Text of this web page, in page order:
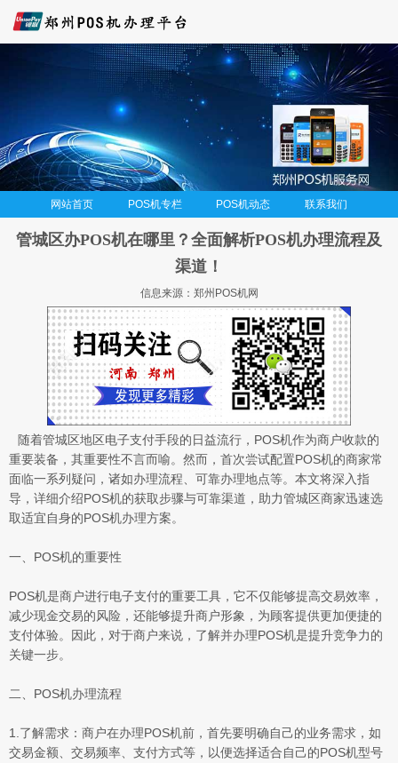
网站首页 POS机专栏 POS机动态 联系我们
管城区办POS机在哪里？全面解析POS机办理流程及
渠道！
信息来源：郑州POS机网
随着管城区地区电子支付手段的日益流行，POS机作为商户收款的
重要装备，其重要性不言而喻。然而，首次尝试配置POS机的商家常
面临一系列疑问，诸如办理流程、可靠办理地点等。本文将深入指
导，详细介绍POS机的获取步骤与可靠渠道，助力管城区商家迅速选
取适宜自身的POS机办理方案。
一、POS机的重要性
POS机是商户进行电子支付的重要工具，它不仅能够提高交易效率，
减少现金交易的风险，还能够提升商户形象，为顾客提供更加便捷的
支付体验。因此，对于商户来说，了解并办理POS机是提升竞争力的
关键一步。
二、POS机办理流程
1.了解需求：商户在办理POS机前，首先要明确自己的业务需求，如
交易金额、交易频率、支付方式等，以便选择适合自己的POS机型号